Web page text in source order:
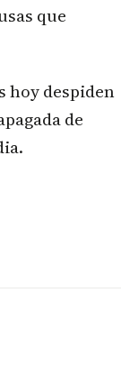
que
hoy despiden
de